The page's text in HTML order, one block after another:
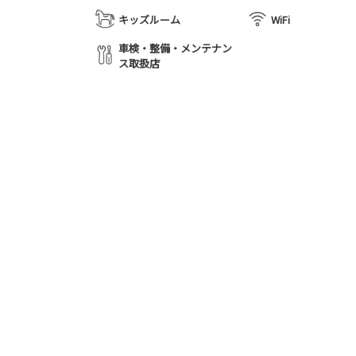
キッズルーム
WiFi
車検・整備・メンテナン
ス取扱店